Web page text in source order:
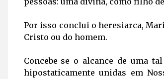
Por isso conclui o heresiarca,
Cristo ou do homem.
Concebe-se o alcance de uma
hipostaticamente unidas em